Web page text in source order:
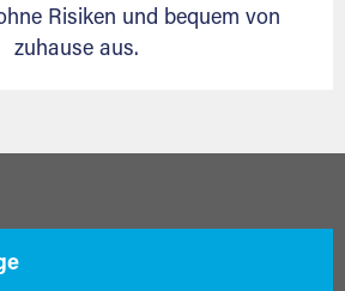
Risiken und bequem von
zuhause aus.